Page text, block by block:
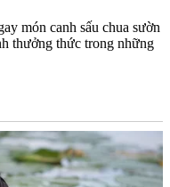
món canh sấu chua sườn
thưởng thức trong những